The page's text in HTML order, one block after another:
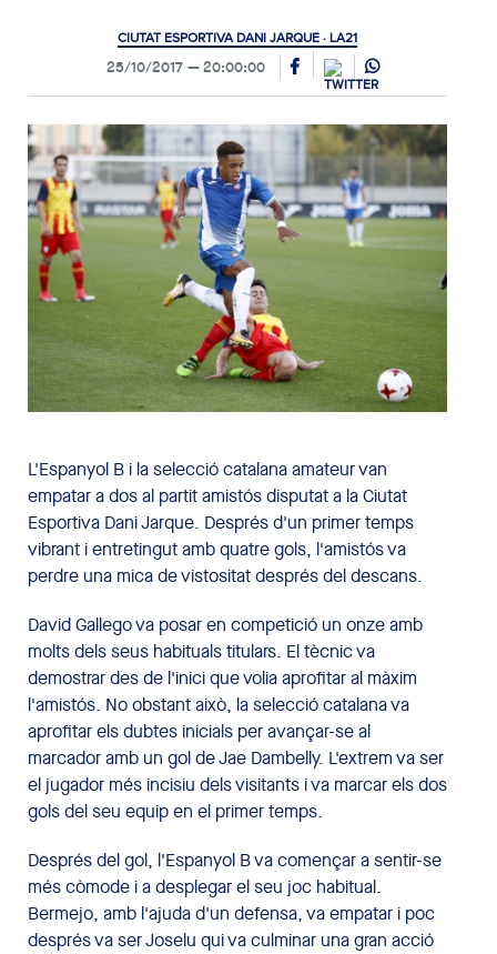
CIUTAT ESPORTIVA DANI JARQUE · LA21
25/10/2017 20:00:00
L'Espanyol B i la selecció catalana amateur van
empatar a dos al partit amistós disputat a la Ciutat
Esportiva Dani Jarque. Després d'un primer temps
vibrant i entretingut amb quatre gols, l'amistós va
perdre una mica de vistositat després del descans.
David Gallego va posar en competició un onze amb
molts dels seus habituals titulars. El tècnic va
demostrar des de l'inici que volia aprofitar al màxim
l'amistós. No obstant això, la selecció catalana va
aprofitar els dubtes inicials per avançar-se al
marcador amb un gol de Jae Dambelly. L'extrem va ser
el jugador més incisiu dels visitants i va marcar els dos
gols del seu equip en el primer temps.
Després del gol, l'Espanyol B va començar a sentir-se
més còmode i a desplegar el seu joc habitual.
Bermejo, amb l'ajuda d'un defensa, va empatar i poc
després va ser Joselu qui va culminar una gran acció